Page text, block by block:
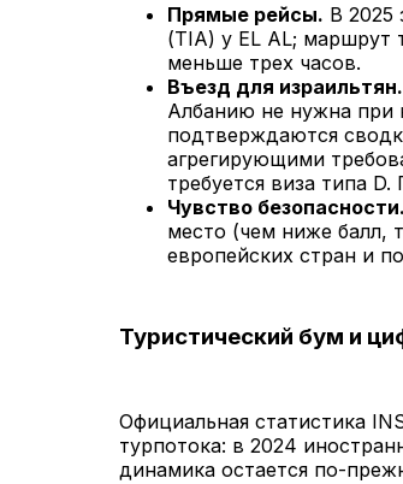
Прямые рейсы. В 2025
(TIA) у EL AL; маршрут
меньше трех часов.
Въезд для израильтян.
Албанию не нужна при
подтверждаются
агрегирующими
требуется виза типа
Чувство безопасности.
место (чем ниже балл,
европейских стран и
Туристический бум и
Официальная статистика
турпотока: в 2024
динамика остается по-